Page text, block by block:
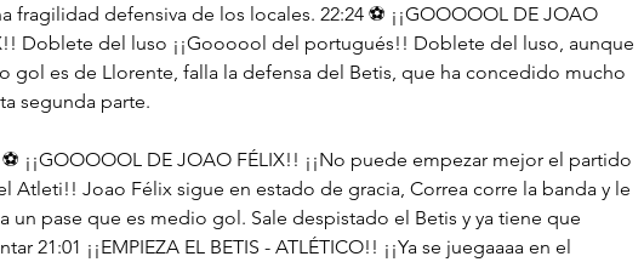
fragilidad defensiva de los locales. 22:24 ⚽ ¡¡GOOOOOL DE JOAO
Doblete del luso ¡¡Goooool del portugués!! Doblete del luso, aunque
gol es de Llorente, falla la defensa del Betis, que ha concedido mucho
segunda parte.
⚽ ¡¡GOOOOOL DE JOAO FÉLIX!! ¡¡No puede empezar mejor el partido
Atleti!! Joao Félix sigue en estado de gracia, Correa corre la banda y le
un pase que es medio gol. Sale despistado el Betis y ya tiene que
21:01 ¡¡EMPIEZA EL BETIS - ATLÉTICO!! ¡¡Ya se juegaaaa en el